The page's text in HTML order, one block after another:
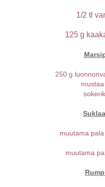
1/2 tl
125 g
250 g
muutama
muutama